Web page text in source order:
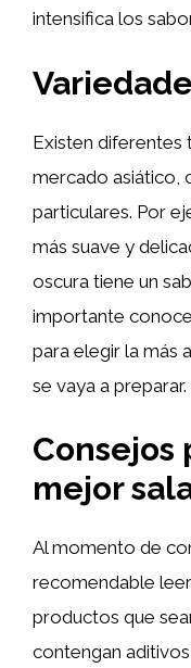
intensifica los
Existen diferentes
mercado asiático,
particulares. Por
más suave y
oscura tiene un
importante
para elegir la más
se vaya a preparar.
Consejos
mejor
Al momento de
recomendable
productos que
contengan